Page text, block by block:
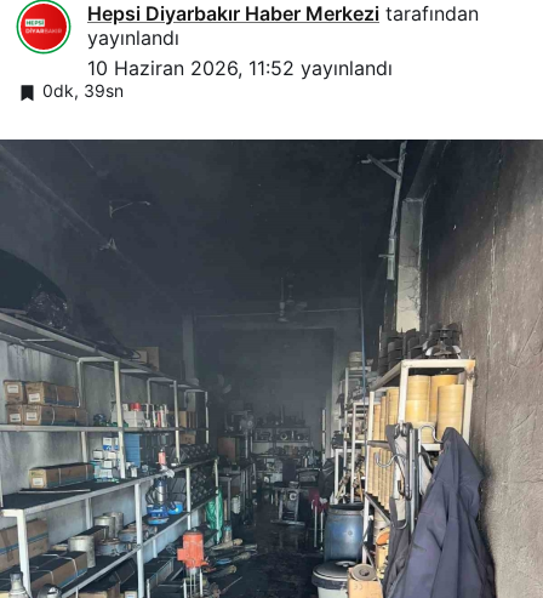
Hepsi Diyarbakır Haber Merkezi tarafından
yayınlandı
10 Haziran 2026, 11:52 yayınlandı
0dk, 39sn